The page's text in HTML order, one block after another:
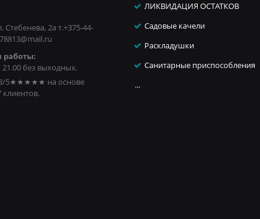
Стебенева, 2а т.+375-44-
работы:
21.00 без выходных.
5★★★★★ на основе
клиентов.
ЛИКВИДАЦИЯ ОСТАТКОВ
Садовые качели
Раскладушки
Санитарные приспособления
...